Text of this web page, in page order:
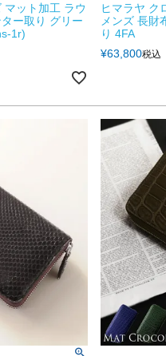
マット加工 ラウ
ー取り グリー
1r)
ヒマラヤ ク
メンズ 長財
り 4FA
¥63,800税込